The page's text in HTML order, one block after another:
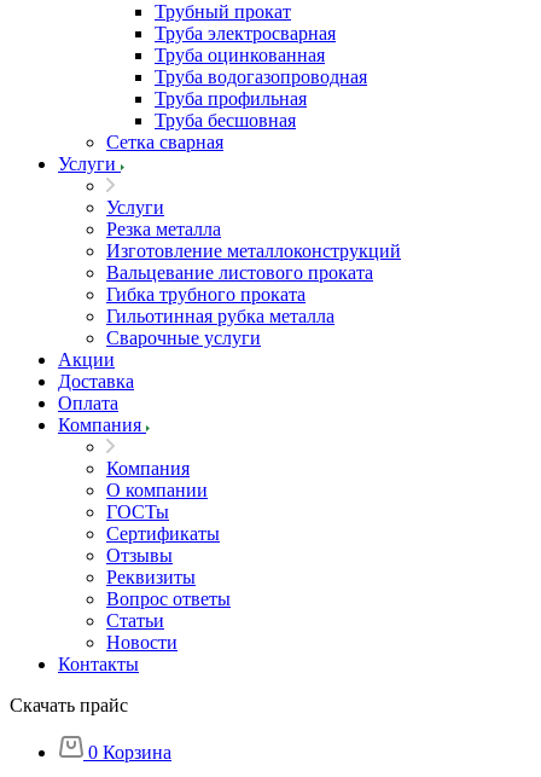
Трубный прокат
Труба электросварная
Труба оцинкованная
Труба водогазопроводная
Труба профильная
Труба бесшовная
Сетка сварная
Услуги
Услуги
Резка металла
Изготовление металлоконструкций
Вальцевание листового проката
Гибка трубного проката
Гильотинная рубка металла
Сварочные услуги
Акции
Доставка
Оплата
Компания
Компания
О компании
ГОСТы
Сертификаты
Отзывы
Реквизиты
Вопрос ответы
Статьи
Новости
Контакты
Скачать прайс
0 Корзина